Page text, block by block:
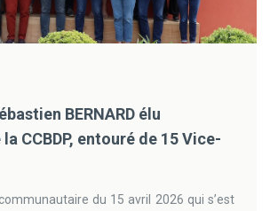
BERNARD élu
CCBDP, entouré de 15 Vice-
communautaire du 15 avril 2026 qui s’est